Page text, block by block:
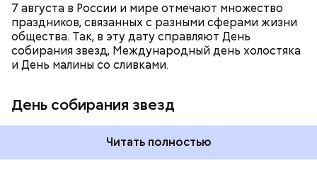
7 августа в России и мире отмечают множество
праздников, связанных с разными сферами жизни
общества. Так, в эту дату справляют День
собирания звезд, Международный день холостяка
и День малины со сливками.
День собирания звезд
Читать полностью